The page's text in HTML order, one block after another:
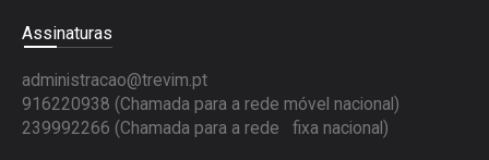
Assinaturas
administracao@trevim.pt
916220938 (Chamada para a rede móvel nacional)
239992266 (Chamada para a rede fixa nacional)